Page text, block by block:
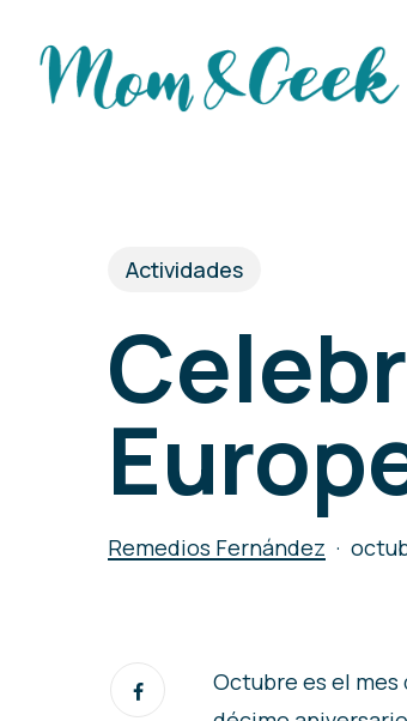
Actividades
Remedios Fernández
Octubre es el mes